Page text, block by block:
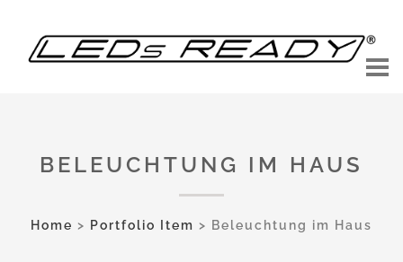
BELEUCHTUNG IM HAUS
Home > Portfolio Item > Beleuchtung im Haus